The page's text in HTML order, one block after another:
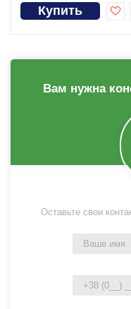
Купить
Вам нужна
Оставьте свои